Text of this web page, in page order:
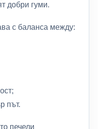
добри гуми.
с баланса между:
път.
печели